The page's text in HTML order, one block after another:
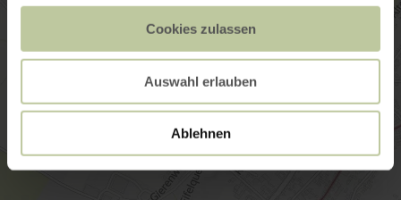
Cookies zulassen
Auswahl erlauben
Ablehnen